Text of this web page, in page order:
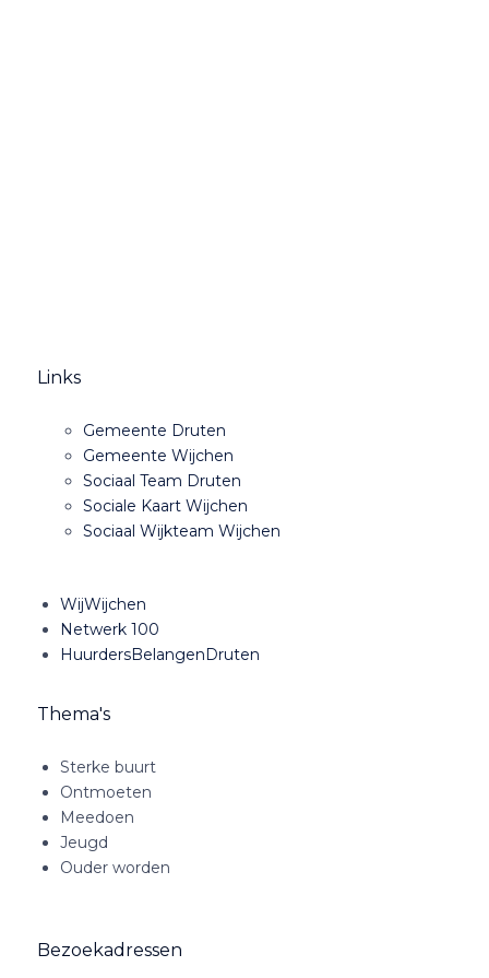
Links
Gemeente Druten
Gemeente Wijchen
Sociaal Team Druten
Sociale Kaart Wijchen
Sociaal Wijkteam Wijchen
WijWijchen
Netwerk 100
HuurdersBelangenDruten
Thema's
Sterke buurt
Ontmoeten
Meedoen
Jeugd
Ouder worden
Bezoekadressen